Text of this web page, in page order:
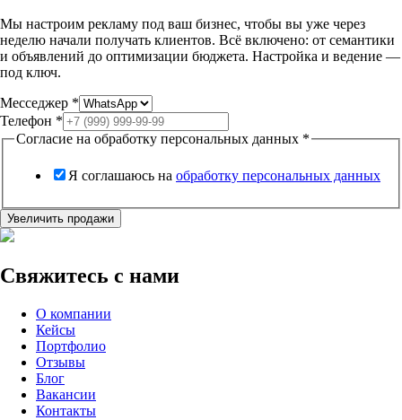
Мы настроим рекламу под ваш бизнес, чтобы вы уже через
неделю начали получать клиентов. Всё включено: от семантики
и объявлений до оптимизации бюджета. Настройка и ведение —
под ключ.
Месседжер *
Телефон *
Согласие на обработку персональных данных *
Я соглашаюсь на обработку персональных данных
Увеличить продажи
Свяжитесь с нами
О компании
Кейсы
Портфолио
Отзывы
Блог
Вакансии
Контакты